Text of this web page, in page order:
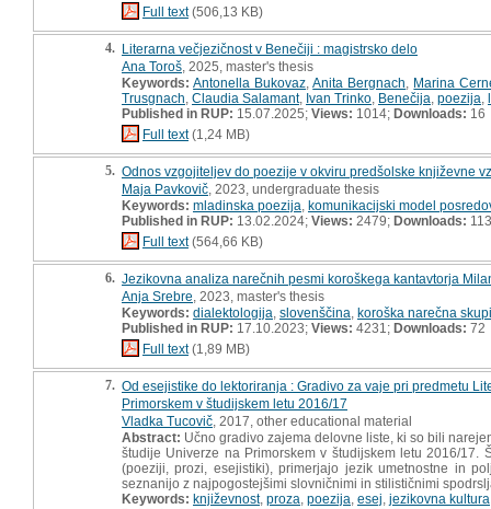
Full text(506,13 KB)
4. Literarna večjezičnost v Benečiji : magistrsko delo
Ana Toroš , 2025, master's thesis
Keywords: Antonella Bukovaz ,Anita Bergnach
Marina
Trusgnach Claudia Salamant, Ivan Trinko Benečija poezija
Published in RUP: 15.07.2025; Views: 1014; Downloads: 16
Full text(1,24 MB)
5. Odnos vzgojiteljev do poezije v okviru predšolske književne
Maja Pavkovič , 2023, undergraduate thesis
Keywords: mladinska poezija komunikacijski model
Published in RUP: 13.02.2024; Views: 2479; Downloads: 113
Full text(564,66 KB)
6. Jezikovna analiza narečnih pesmi koroškega kantavtorja
Anja Srebre , 2023, master's thesis
Keywords: dialektologija slovenščina koroška narečna
Published in RUP: 17.10.2023; Views: 4231; Downloads: 72
Full text(1,89 MB)
7. Od esejistike do lektoriranja : Gradivo za vaje pri predmetu
Primorskem v študijskem letu 2016/17
Vladka Tucovič , 2017, other educational material
Abstract: Učno gradivo zajema delovne liste, ki so bili
študije Univerze na Primorskem v študijskem letu 2016/
(poeziji, prozi, esejistiki), primerjajo jezik umetnostne in
seznanijo z najpogostejšimi slovničnimi in stilističnimi
Keywords: književnost, proza poezija esej jezikovna kultura